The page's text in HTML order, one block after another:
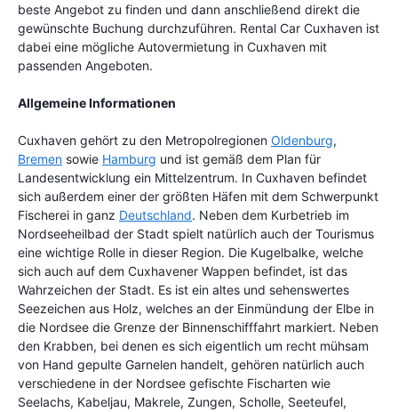
beste Angebot zu finden und dann anschließend direkt die
gewünschte Buchung durchzuführen. Rental Car Cuxhaven ist
dabei eine mögliche Autovermietung in Cuxhaven mit
passenden Angeboten.
Allgemeine Informationen
Cuxhaven gehört zu den Metropolregionen Oldenburg,
Bremen sowie Hamburg und ist gemäß dem Plan für
Landesentwicklung ein Mittelzentrum. In Cuxhaven befindet
sich außerdem einer der größten Häfen mit dem Schwerpunkt
Fischerei in ganz Deutschland. Neben dem Kurbetrieb im
Nordseeheilbad der Stadt spielt natürlich auch der Tourismus
eine wichtige Rolle in dieser Region. Die Kugelbalke, welche
sich auch auf dem Cuxhavener Wappen befindet, ist das
Wahrzeichen der Stadt. Es ist ein altes und sehenswertes
Seezeichen aus Holz, welches an der Einmündung der Elbe in
die Nordsee die Grenze der Binnenschifffahrt markiert. Neben
den Krabben, bei denen es sich eigentlich um recht mühsam
von Hand gepulte Garnelen handelt, gehören natürlich auch
verschiedene in der Nordsee gefischte Fischarten wie
Seelachs, Kabeljau, Makrele, Zungen, Scholle, Seeteufel,